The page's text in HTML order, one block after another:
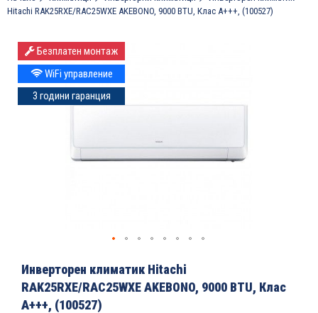
Hitachi RAK25RXE/RAC25WXE AKEBONO, 9000 BTU, Клас A+++, (100527)
Преминете
към
края
на
галерията
на
Безплатен монтаж
WiFi управление
3 години гаранция
към
началото
на
галерия
Инверторен климатик Hitachi
RAK25RXE/RAC25WXE AKEBONO, 9000 BTU, Клас
A+++, (100527)